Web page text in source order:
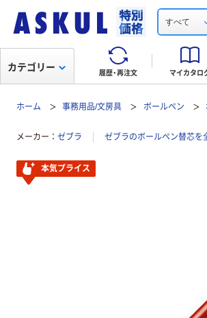
すべて
履歴・再注文 マイカタロ
カテゴリー
ホーム 事務用品/文房具 ボールペン
メーカー ゼブラ ゼブラのボールペン替芯を
本気プライス